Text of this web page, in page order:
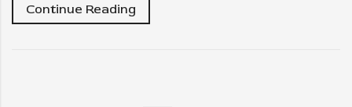
Continue Reading